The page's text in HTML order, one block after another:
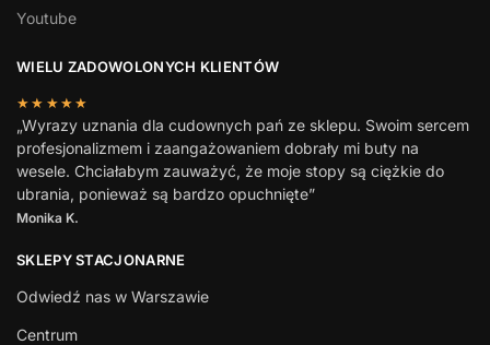
Youtube
WIELU ZADOWOLONYCH KLIENTÓW
★★★★★
„Wyrazy uznania dla cudownych pań ze sklepu. Swoim sercem
profesjonalizmem i zaangażowaniem dobrały mi buty na
wesele. Chciałabym zauważyć, że moje stopy są ciężkie do
ubrania, ponieważ są bardzo opuchnięte”
Monika K.
SKLEPY STACJONARNE
Odwiedź nas w Warszawie
Centrum